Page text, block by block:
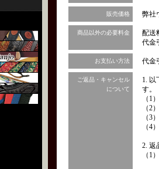
販売価格 弊社
商品以外の必要料金
配送
代金
お支払い方法 代金
ご返品・キャンセル
について
1. 以
す。
（1
（2
（3
（4
2. 返
（1）